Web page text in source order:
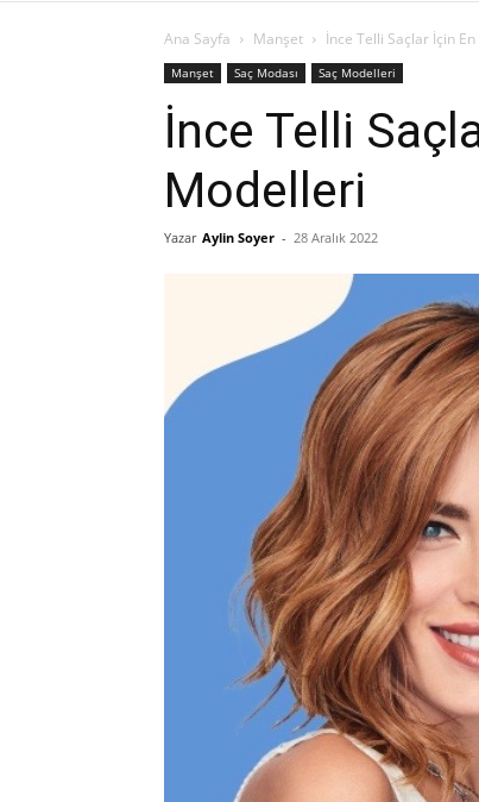
Ana Sayfa Manşet İnce Telli Saçlar İçin
Manşet Saç Modası Saç Modelleri
İnce Telli
Modelleri
Yazar Aylin Soyer - 28 Aralık 2022